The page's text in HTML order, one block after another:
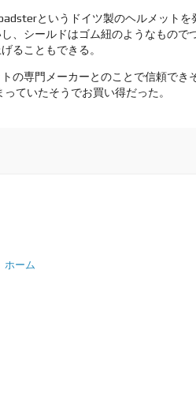
というドイツ製のヘルメットを
、シールドはゴム紐のようなもので
ることもできる。
の専門メーカーとのことで信頼でき
ていたそうでお買い得だった。
ホーム